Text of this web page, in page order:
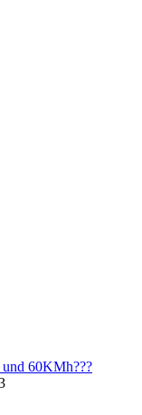
60KMh???